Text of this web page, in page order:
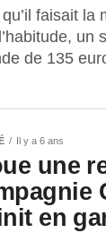
faisait la
un
de 135
Il y a 6 ans
une
en